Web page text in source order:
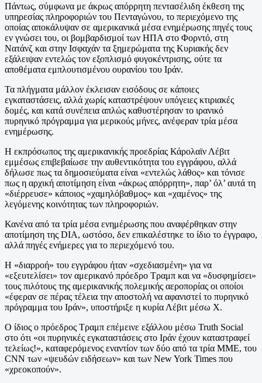
Πάντως, σύμφωνα με άκρως απόρρητη πεντασέλιδη έκθεση της
υπηρεσίας πληροφοριών του Πενταγώνου, το περιεχόμενο της
οποίας αποκάλυψαν σε αμερικανικά μέσα ενημέρωσης πηγές τους
εν γνώσει του, οι βομβαρδισμοί των ΗΠΑ στο Φορντό, στη
Νατάνζ και στην Ισφαχάν τα ξημερώματα της Κυριακής δεν
εξάλειψαν εντελώς τον εξοπλισμό φυγοκέντρισης, ούτε τα
αποθέματα εμπλουτισμένου ουρανίου του Ιράν.
Τα πλήγματα μάλλον έκλεισαν εισόδους σε κάποιες
εγκαταστάσεις, αλλά χωρίς καταστρέψουν υπόγειες κτιριακές
δομές, και κατά συνέπεια απλώς καθυστέρησαν το ιρανικό
πυρηνικό πρόγραμμα για μερικούς μήνες, ανέφεραν τρία μέσα
ενημέρωσης.
Η εκπρόσωπος της αμερικανικής προεδρίας Κάρολαϊν Λέβιτ
εμμέσως επιβεβαίωσε την αυθεντικότητα του εγγράφου, αλλά
δήλωσε πως τα δημοσιεύματα είναι «εντελώς λάθος» και τόνισε
πως η αρχική αποτίμηση είναι «άκρως απόρρητη», παρ’ όλ’ αυτά τη
«διέρρευσε» κάποιος «χαμηλόβαθμος» και «χαμένος» της
λεγόμενης κοινότητας των πληροφοριών.
Κανένα από τα τρία μέσα ενημέρωσης που αναφέρθηκαν στην
αποτίμηση της DIA, ωστόσο, δεν επικαλέστηκε το ίδιο το έγγραφο,
αλλά πηγές ενήμερες για το περιεχόμενό του.
Η «διαρροή» του εγγράφου ήταν «σχεδιασμένη» για να
«εξευτελίσει» τον αμερικανό πρόεδρο Τραμπ και να «δυσφημίσει»
τους πιλότους της αμερικανικής πολεμικής αεροπορίας οι οποίοι
«έφεραν σε πέρας τέλεια την αποστολή να αφανιστεί το πυρηνικό
πρόγραμμα του Ιράν», υποστήριξε η κυρία Λέβιτ μέσω X.
Ο ίδιος ο πρόεδρος Τραμπ επέμεινε εξάλλου μέσω Truth Social
στο ότι «οι πυρηνικές εγκαταστάσεις στο Ιράν έχουν καταστραφεί
τελείως!», καταφερόμενος εναντίον των δύο από τα τρία ΜΜΕ, του
CNN των «ψευδών ειδήσεων» και των New York Times που
«χρεοκοπούν».